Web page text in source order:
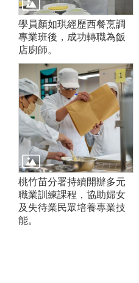
學員顏如琪經歷西餐烹調
專業班後，成功轉職為飯
店廚師。
桃竹苗分署持續開辦多元
職業訓練課程，協助婦女
及失待業民眾培養專業技
能。